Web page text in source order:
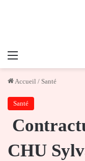
Menu
Accueil / Santé
Santé
CHU